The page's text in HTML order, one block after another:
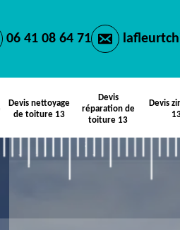
06 41 08 64 71
Devis nettoyage
de toiture 13
Devis
réparation de
toiture 13
Devis